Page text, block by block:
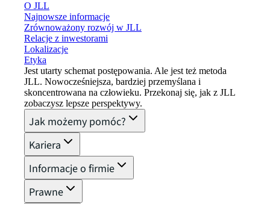
O JLL
Najnowsze informacje
Zrównoważony rozwój w JLL
Relacje z inwestorami
Lokalizacje
Etyka
Jest utarty schemat postępowania. Ale jest też metoda
JLL. Nowocześniejsza, bardziej przemyślana i
skoncentrowana na człowieku. Przekonaj się, jak z JLL
zobaczysz lepsze perspektywy.
Jak możemy pomóc?
Kariera
Informacje o firmie
Prawne